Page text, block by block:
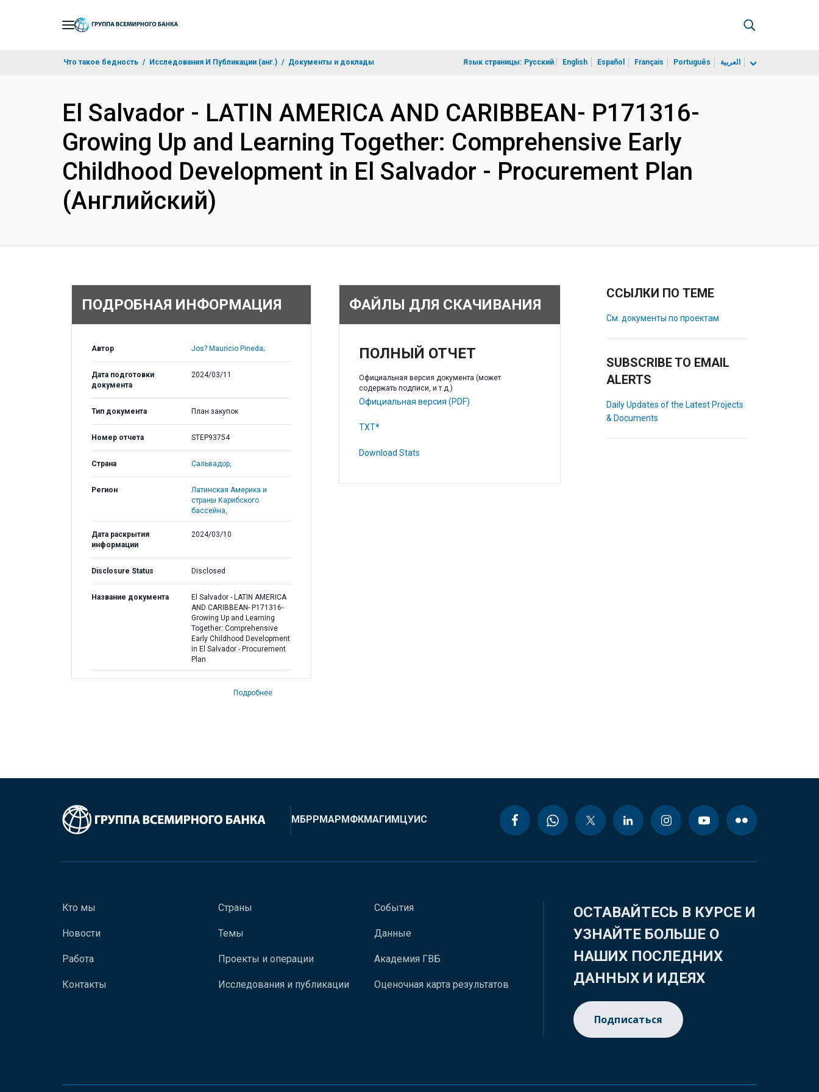
Что такое бедность Исследования И Публикации (анг.) Документы и доклады Язык страницы: Русский English Español Français Português العربية
El Salvador - LATIN AMERICA AND CARIBBEAN- P171316-
Growing Up and Learning Together: Comprehensive Early
Childhood Development in El Salvador - Procurement Plan
(Английский)
ПОДРОБНАЯ ИНФОРМАЦИЯ
Автор Jos? Mauricio Pineda;
Дата подготовки
документа
2024/03/11
Тип документа План закупок
Номер отчета STEP93754
Страна Сальвадор,
Регион
Латинская Америка и
страны Карибского
бассейна,
Дата раскрытия
информации
2024/03/10
Disclosure Status Disclosed
Название документа
El Salvador - LATIN AMERICA
AND CARIBBEAN- P171316-
Growing Up and Learning
Together: Comprehensive
Early Childhood Development
in El Salvador - Procurement
Plan
Подробнее
ФАЙЛЫ ДЛЯ СКАЧИВАНИЯ
ПОЛНЫЙ ОТЧЕТ
Официальная версия документа (может
содержать подписи, и т.д.)
Официальная версия (PDF)
TXT*
Download Stats
ССЫЛКИ ПО ТЕМЕ
См. документы по проектам
SUBSCRIBE TO EMAIL
ALERTS
Daily Updates of the Latest Projects
& Documents
МБРРМАРМФКМАГИМЦУИС
Кто мы
Новости
Работа
Контакты
Страны
Темы
Проекты и операции
Исследования и публикации
События
Данные
Академия ГВБ
Оценочная карта результатов
ОСТАВАЙТЕСЬ В КУРСЕ И
УЗНАЙТЕ БОЛЬШЕ О
НАШИХ ПОСЛЕДНИХ
ДАННЫХ И ИДЕЯХ
Подписаться